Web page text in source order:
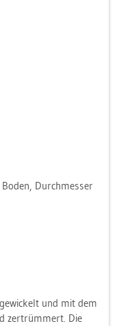
Durch­mes­ser
und mit dem
zer­trüm­mert. Die